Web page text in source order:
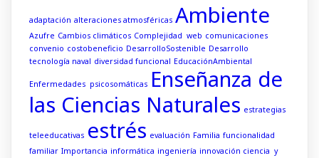
adaptación alteraciones atmosféricas Ambiente
Azufre Cambios climáticos Complejidad web comunicaciones
convenio costobeneficio DesarrolloSostenible Desarrollo
tecnología naval diversidad funcional EducaciónAmbiental
Enfermedades psicosomáticas Enseñanza de
las Ciencias Naturales estrategias
teleeducativas estrés evaluación Familia funcionalidad
familiar Importancia informática ingeniería innovación ciencia y